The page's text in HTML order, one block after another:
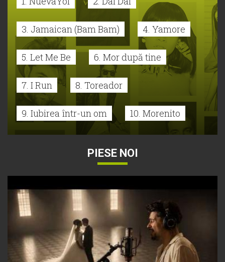
3. Jamaican (Bam Bam) 4. Yamore
5. Let Me Be 6. Mor după tine
7. I Run 8. Toreador
9. Iubirea într-un om 10. Morenito
PIESE NOI